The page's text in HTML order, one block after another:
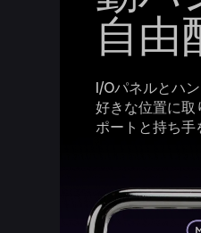
自由
I/Oパネルとハ
好きな位置に取
ポートと持ち手